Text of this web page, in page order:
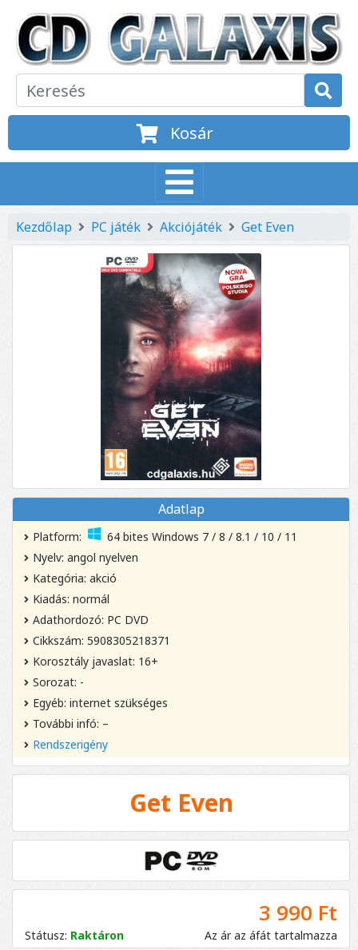
Kosár
Kezdőlap PC játék Akciójáték Get Even
Adatlap
Platform:
64 bites Windows 7 / 8 / 8.1 / 10 / 11
Nyelv: angol nyelven
Kategória: akció
Kiadás: normál
Adathordozó: PC DVD
Cikkszám: 5908305218371
Korosztály javaslat: 16+
Sorozat: -
Egyéb: internet szükséges
További infó: –
Rendszerigény
Get Even
Státusz: Raktáron
3 990 Ft
Az ár az áfát tartalmazza